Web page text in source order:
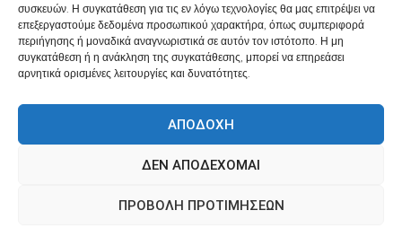
συσκευών. Η συγκατάθεση για τις εν λόγω τεχνολογίες θα μας επιτρέψει να
επεξεργαστούμε δεδομένα προσωπικού χαρακτήρα, όπως συμπεριφορά
περιήγησης ή μοναδικά αναγνωριστικά σε αυτόν τον ιστότοπο. Η μη
συγκατάθεση ή η ανάκληση της συγκατάθεσης, μπορεί να επηρεάσει
αρνητικά ορισμένες λειτουργίες και δυνατότητες.
ΑΠΟΔΟΧΉ
ΔΕΝ ΑΠΟΔΈΧΟΜΑΙ
ΠΡΟΒΟΛΉ ΠΡΟΤΙΜΉΣΕΩΝ
24310 35062
Δευ. - Παρ. 08:00 - 20:00
gowithraw.gr © 2020 | Powered by